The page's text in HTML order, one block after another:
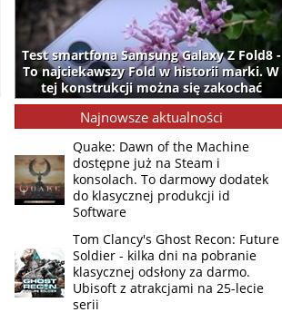
Test smartfona Samsung Galaxy Z Fold8 -
To najciekawszy Fold w historii marki. W
tej konstrukcji można się zakochać
Najnowsze aktualności
Quake: Dawn of the Machine
dostępne już na Steam i
konsolach. To darmowy dodatek
do klasycznej produkcji id
Software
Tom Clancy's Ghost Recon: Future
Soldier - kilka dni na pobranie
klasycznej odsłony za darmo.
Ubisoft z atrakcjami na 25-lecie
serii